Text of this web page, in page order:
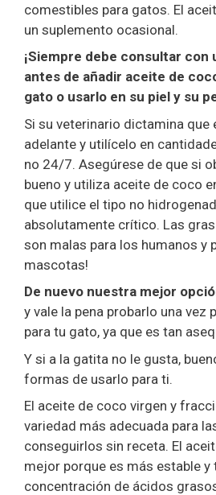
comestibles para gatos. El
un suplemento ocasional.
¡Siempre debe consultar con
antes de añadir aceite de
gato o usarlo en su piel y su
Si su veterinario dictamina que
adelante y utilícelo en
no 24/7. Asegúrese de que si
bueno y utiliza aceite de coco
que utilice el tipo no
absolutamente crítico. Las
son malas para los humanos y
mascotas!
De nuevo nuestra mejor
y vale la pena probarlo una vez
para tu gato, ya que es tan
Y si a la gatita no le gusta,
formas de usarlo para ti.
El aceite de coco virgen y
variedad más adecuada para
conseguirlos sin receta. El
mejor porque es más estable y
concentración de ácidos